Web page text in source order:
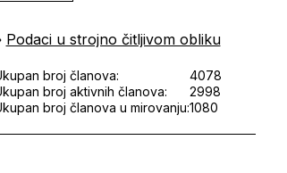
Podaci u strojno čitljivom obliku
broj članova:
4078
broj aktivnih članova:
2998
broj članova u mirovanju:1080